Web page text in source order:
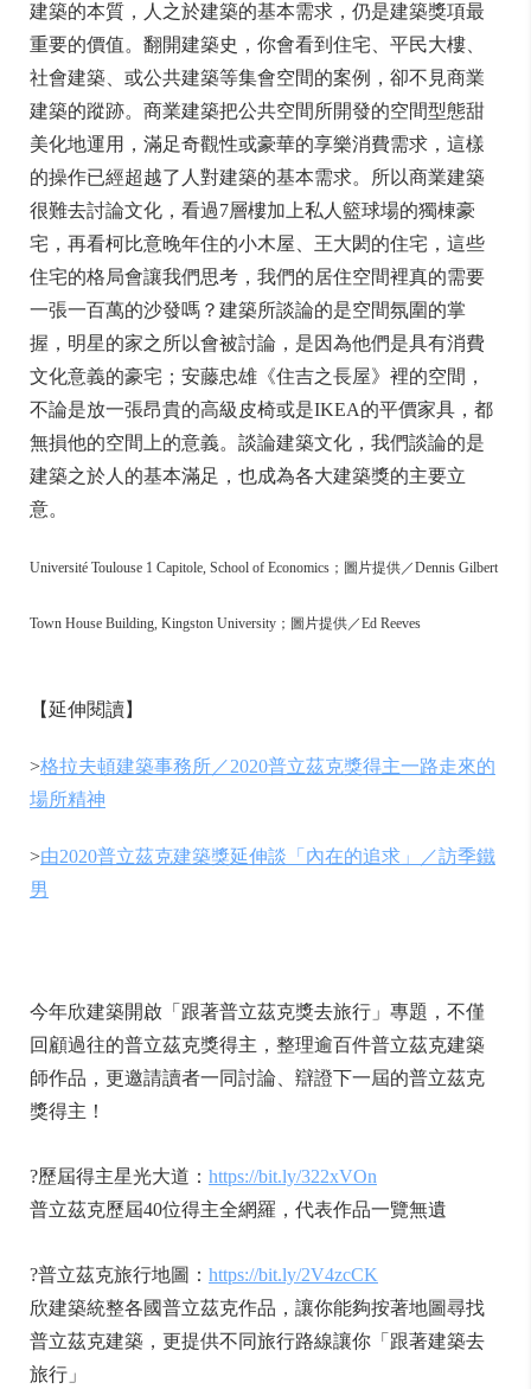
建築的本質，人之於建築的基本需求，仍是建築獎項最
重要的價值。翻開建築史，你會看到住宅、平民大樓、
社會建築、或公共建築等集會空間的案例，卻不見商業
建築的蹤跡。商業建築把公共空間所開發的空間型態甜
美化地運用，滿足奇觀性或豪華的享樂消費需求，這樣
的操作已經超越了人對建築的基本需求。所以商業建築
很難去討論文化，看過7層樓加上私人籃球場的獨棟豪
宅，再看柯比意晚年住的小木屋、王大閎的住宅，這些
住宅的格局會讓我們思考，我們的居住空間裡真的需要
一張一百萬的沙發嗎？建築所談論的是空間氛圍的掌
握，明星的家之所以會被討論，是因為他們是具有消費
文化意義的豪宅；安藤忠雄《住吉之長屋》裡的空間，
不論是放一張昂貴的高級皮椅或是IKEA的平價家具，都
無損他的空間上的意義。談論建築文化，我們談論的是
建築之於人的基本滿足，也成為各大建築獎的主要立
意。
Université Toulouse 1 Capitole, School of Economics；圖片提供／Dennis Gilbert
Town House Building, Kingston University；圖片提供／Ed Reeves
【延伸閱讀】
>格拉夫頓建築事務所／2020普立茲克獎得主一路走來的
場所精神
>由2020普立茲克建築獎延伸談「內在的追求」／訪季鐵
男
今年欣建築開啟「跟著普立茲克獎去旅行」專題，不僅
回顧過往的普立茲克獎得主，整理逾百件普立茲克建築
師作品， 更邀請讀者一同討論、辯證下一屆的普立茲克
獎得主！
?歷屆得主星光大道： https://bit.ly/322xVOn
普立茲克歷屆40位得主全網羅，代表作品一覽無遺
?普立茲克旅行地圖： https://bit.ly/2V4zcCK
欣建築統整各國普立茲克作品，讓你能夠按著地圖尋找
普立茲克建築，更提供不同旅行路線讓你「跟著建築去
旅行」